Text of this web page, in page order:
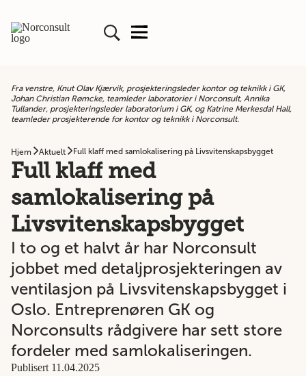
Fra venstre, Knut Olav Kjærvik, prosjekteringsleder kontor og teknikk i GK,
Johan Christian Rømcke, teamleder laboratorier i Norconsult, Annika
Tullander, prosjekteringsleder laboratorium i GK, og Katrine Merkesdal Hall,
teamleder prosjekterende for kontor og teknikk i Norconsult.
Hjem Aktuelt Full klaff med samlokalisering på Livsvitenskapsbygget
Full klaff med
samlokalisering på
Livsvitenskapsbygget
I to og et halvt år har Norconsult
jobbet med detaljprosjekteringen av
ventilasjon på Livsvitenskapsbygget i
Oslo. Entreprenøren GK og
Norconsults rådgivere har sett store
fordeler med samlokaliseringen.
Publisert 11.04.2025